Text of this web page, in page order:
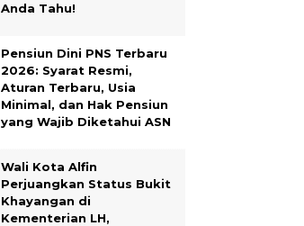
Anda Tahu!
Pensiun Dini PNS Terbaru
2026: Syarat Resmi,
Aturan Terbaru, Usia
Minimal, dan Hak Pensiun
yang Wajib Diketahui ASN
Wali Kota Alfin
Perjuangkan Status Bukit
Khayangan di
Kementerian LH,